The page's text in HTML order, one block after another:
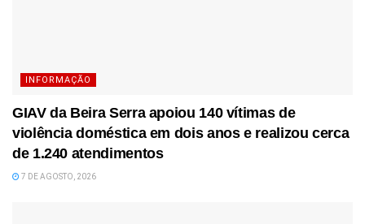
INFORMAÇÃO
GIAV da Beira Serra apoiou 140 vítimas de
violência doméstica em dois anos e realizou cerca
de 1.240 atendimentos
7 DE AGOSTO, 2026